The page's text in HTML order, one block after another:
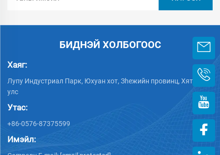
БИДНЭЙ ХОЛБОГООС
Хаяг:
Лупу Индустриал Парк, Юхуан хот, Зheжийн провинц, Хятад
улс
Утас:
+86-0576-87375599
Имэйл: